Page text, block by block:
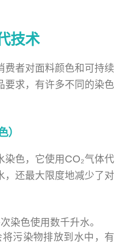
技术
费者对面料颜色和可持续
要求，有许多不同的染色
）
染色，它使用CO₂气体代
，还最大限度地减少了对
染色使用数千升水。
将污染物排放到水中，有